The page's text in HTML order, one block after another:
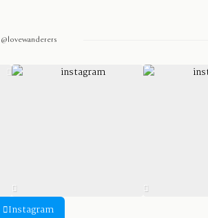
@lovewanderers
Instagram